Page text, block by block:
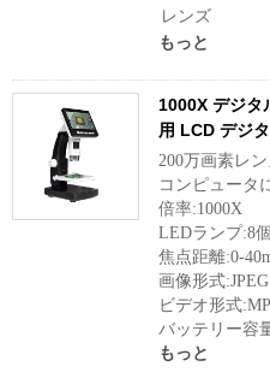
レンズ
もっと
1000X デジタ
用 LCD デジ
200万画素レ
コンピュータ
倍率:1000X
LEDランプ:8
焦点距離:0-
画像形式:JPEG
ビデオ形式
バッテリー容
もっと